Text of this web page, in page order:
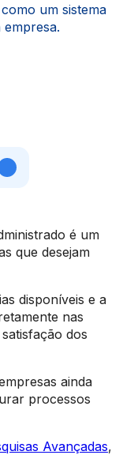
um sistema
empresa.
é um
que desejam
disponíveis e a
nas
dos
ainda
processos
Avançadas,